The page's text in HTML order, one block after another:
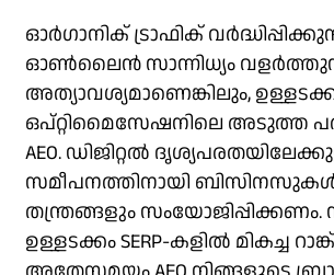
ഓർഗാനിക് ട്രാഫിക്
ഓൺലൈൻ സാന്നിധ്യം
അത്യാവശ്യമാണെങ്കിലും,
ഒപ്റ്റിമൈസേഷനിലെ അടുത്ത
AEO. ഡിജിറ്റൽ
സമീപനത്തിനായി
തന്ത്രങ്ങളും സംയോജിപ്പിക്കണം.
ഉള്ളടക്കം SERP-കളിൽ മികച്ച